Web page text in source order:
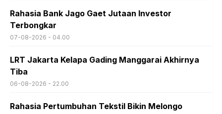
Rahasia Bank Jago Gaet Jutaan Investor
Terbongkar
07-08-2026 - 04.00
LRT Jakarta Kelapa Gading Manggarai Akhirnya
Tiba
06-08-2026 - 22.00
Rahasia Pertumbuhan Tekstil Bikin Melongo